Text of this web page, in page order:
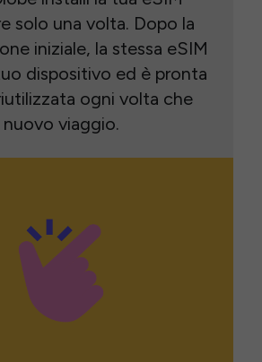
solo una volta. Dopo la
iniziale, la stessa eSIM
dispositivo ed è pronta
ogni volta che
viaggio.